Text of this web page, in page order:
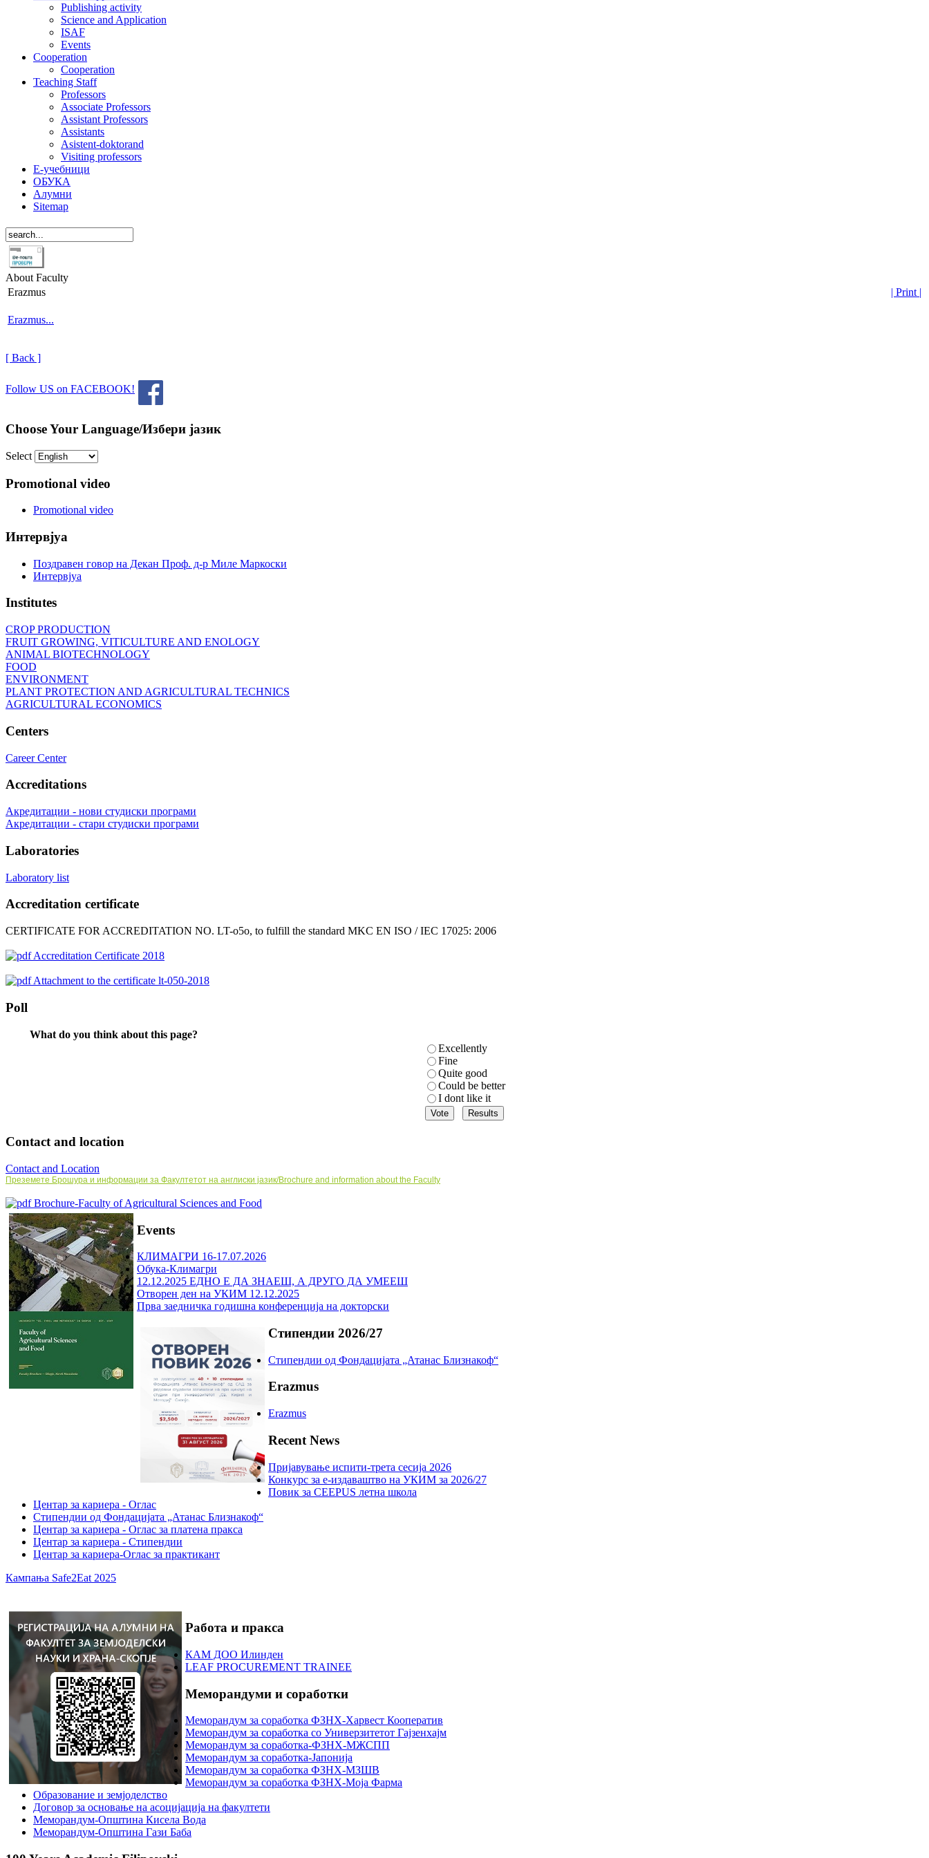
Publishing activity
Science and Application
ISAF
Events
Cooperation
Cooperation
Teaching Staff
Professors
Associate Professors
Assistant Professors
Assistants
Asistent-doktorand
Visiting professors
Е-учебници
ОБУКА
Алумни
Sitemap
About Faculty
Erazmus
| Print |
Erazmus...
[ Back ]
Follow US on FACEBOOK!
Choose Your Language/Избери јазик
Select
Promotional video
Promotional video
Интервјуа
Поздравен говор на Декан Проф. д-р Миле Маркоски
Интервјуа
Institutes
CROP PRODUCTION
FRUIT GROWING, VITICULTURE AND ENOLOGY
ANIMAL BIOTECHNOLOGY
FOOD
ENVIRONMENT
PLANT PROTECTION AND AGRICULTURAL TECHNICS
AGRICULTURAL ECONOMICS
Centers
Career Center
Accreditations
Акредитации - нови студиски програми
Акредитации - стари студиски програми
Laboratories
Laboratory list
Accreditation certificate
CERTIFICATE FOR ACCREDITATION NO. LT-о5о, to fulfill the standard MKC EN ISO / IEC 17025: 2006
Accreditation Certificate 2018
Attachment to the certificate lt-050-2018
Poll
What do you think about this page?
Excellently
Fine
Quite good
Could be better
I dont like it
Contact and location
Contact and Location
Преземете Брошура и информации за Факултетот на англиски јазик/Brochure and information about the Faculty
Brochure-Faculty of Agricultural Sciences and Food
Events
КЛИМАГРИ 16-17.07.2026
Обука-Климагри
12.12.2025 ЕДНО Е ДА ЗНАЕШ, А ДРУГО ДА УМЕЕШ
Отворен ден на УКИМ 12.12.2025
Прва заедничка годишна конференција на докторски
Стипендии 2026/27
Стипендии од Фондацијата „Атанас Близнакоф“
Erazmus
Erazmus
Recent News
Пријавување испити-трета сесија 2026
Конкурс за е-издаваштво на УКИМ за 2026/27
Повик за CEEPUS летна школа
Центар за кариера - Оглас
Стипендии од Фондацијата „Атанас Близнакоф“
Центар за кариера - Оглас за платена пракса
Центар за кариера - Стипендии
Центар за кариера-Оглас за практикант
Кампања Safe2Eat 2025
Работа и пракса
КАМ ДОО Илинден
LEAF PROCUREMENT TRAINEE
Меморандуми и соработки
Меморандум за соработка ФЗНХ-Харвест Кооператив
Меморандум за соработка со Универзитетот Гајзенхајм
Меморандум за соработка-ФЗНХ-МЖСПП
Меморандум за соработка-Јапонија
Меморандум за соработка ФЗНХ-МЗШВ
Меморандум за соработка ФЗНХ-Моја Фарма
Образование и земјоделство
Договор за основање на асоцијација на факултети
Меморандум-Општина Кисела Вода
Меморандум-Општина Гази Баба